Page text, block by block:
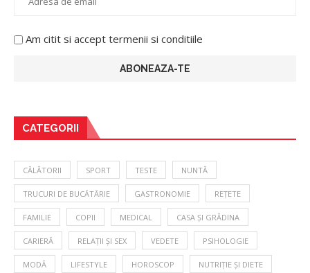
Am citit si accept termenii si conditiile
CATEGORII
CĂLĂTORII SPORT TESTE NUNTĂ
TRUCURI DE BUCĂTĂRIE GASTRONOMIE REȚETE
FAMILIE COPII MEDICAL CASA ȘI GRĂDINA
CARIERĂ RELAȚII ȘI SEX VEDETE PSIHOLOGIE
MODĂ LIFESTYLE HOROSCOP NUTRIȚIE ȘI DIETE